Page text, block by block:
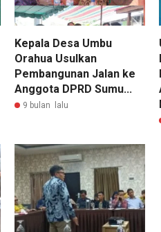
Kepala Desa Umbu
Orahua Usulkan
Pembangunan Jalan ke
Anggota DPRD Sumu...
9 bulan lalu